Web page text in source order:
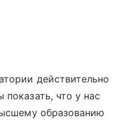
действительно
что у нас
образованию